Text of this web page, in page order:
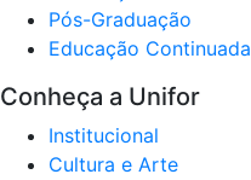
Pós-Graduação
Educação Continuada
Conheça a Unifor
Institucional
Cultura e Arte